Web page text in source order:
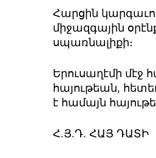
Հարցին
միջազգային
սպառնալիքի։
Երուսաղէմի մէջ
հայութեան,
է համայն
Հ.Յ.Դ. ՀԱՅ ԴԱՏԻ